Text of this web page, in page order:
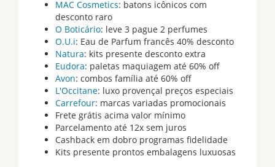
MAC Cosmetics: batons icônicos com
desconto raro
O Boticário: leve 3 pague 2 perfumes
O.U.i: Eau de Parfum francês 40% desconto
Natura: kits presente desconto extra
Eudora: paletas maquiagem até 60% off
Avon: combos família até 60% off
L'Occitane: luxo provençal preços especiais
Carrefour: marcas variadas promocionais
Frete grátis acima valor mínimo
Parcelamento até 12x sem juros
Cashback em dobro programas fidelidade
Kits presente prontos embalagens luxuosas